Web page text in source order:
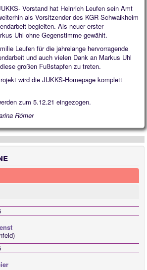
Vorstand hat Heinrich Leufen sein Amt
als Vorsitzender des KGR Schwaikheim
begleiten. Als neuer erster
Uhl ohne Gegenstimme gewählt.
Leufen für die jahrelange hervorragende
und auch vielen Dank an Markus Uhl
großen Fußstapfen zu treten.
wird die JUKKS-Homepage komplett
zum 5.12.21 eingezogen.
Römer